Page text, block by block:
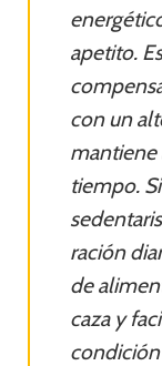
apetito.
con un
mantiene
tiempo.
ración
de
caza y